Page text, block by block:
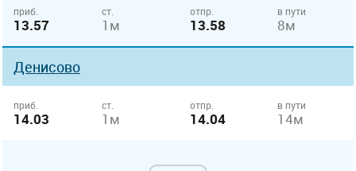
приб.
13.57
ст.
1м
отпр.
13.58
в пути
8м
Денисово
приб.
14.03
ст.
1м
отпр.
14.04
в пути
14м